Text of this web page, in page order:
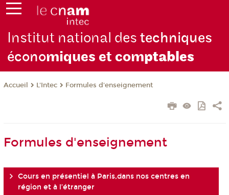
Institut national destechniques
économiques et comptables
Accueil L'Intec Formules d'enseignement
Formules d'enseignement
Cours en présentiel à Paris,dans nos centres en
région et à l’étranger